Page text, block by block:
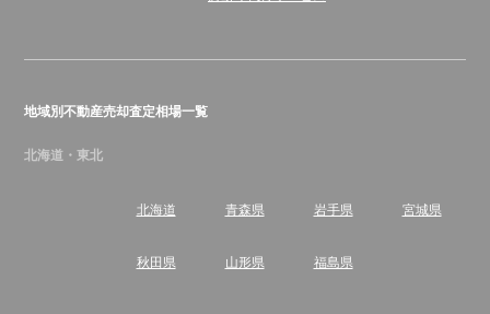
地域別不動産売却査定相場一覧
北海道・東北
北海道 青森県 岩手県 宮城県
秋田県 山形県 福島県